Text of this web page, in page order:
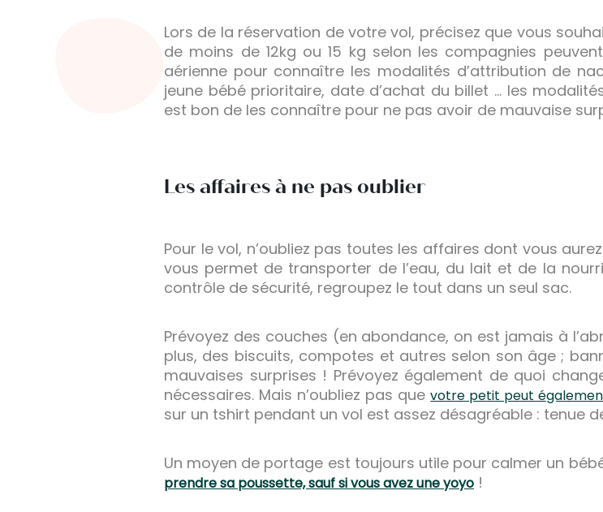
Lors de la réservation de votre vol, précisez que vous
de moins de 12kg ou 15 kg selon les compagnies
aérienne pour connaître les modalités d’attribution de
jeune bébé prioritaire, date d’achat du billet … les
est bon de les connaître pour ne pas avoir de mauvaise
Les affaires à ne pas oublier
Pour le vol, n’oubliez pas toutes les affaires dont vous
vous permet de transporter de l’eau, du lait et de la
contrôle de sécurité, regroupez le tout dans un seul sac.
Prévoyez des couches (en abondance, on est jamais à
plus, des biscuits, compotes et autres selon son âge ;
mauvaises surprises ! Prévoyez également de quoi
nécessaires. Mais n’oubliez pas quevotre petit peut
sur un tshirt pendant un vol est assez désagréable : tenue
Un moyen de portage est toujours utile pour calmer un
prendre sa poussette, sauf si vous avez une yoyo !